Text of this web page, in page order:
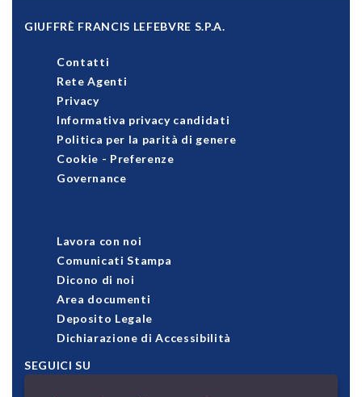
GIUFFRÈ FRANCIS LEFEBVRE S.P.A.
Contatti
Rete Agenti
Privacy
Informativa privacy candidati
Politica per la parità di genere
Cookie - Preferenze
Governance
Lavora con noi
Comunicati Stampa
Dicono di noi
Area documenti
Deposito Legale
Dichiarazione di Accessibilità
SEGUICI SU